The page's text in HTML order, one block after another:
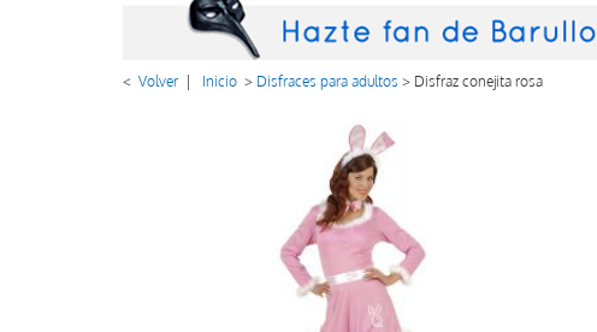
< Volver Inicio > Disfraces para adultos > Disfraz conejita rosa